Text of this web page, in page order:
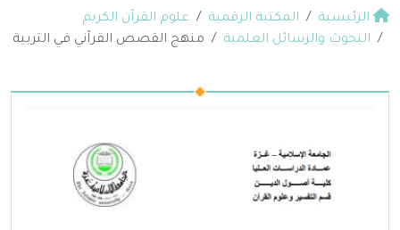
الرئيسية المكتبة الرقمية
علوم القرآن الكريم
البحوث والرسائل العلمية
منهج القصص القرآني في التربية